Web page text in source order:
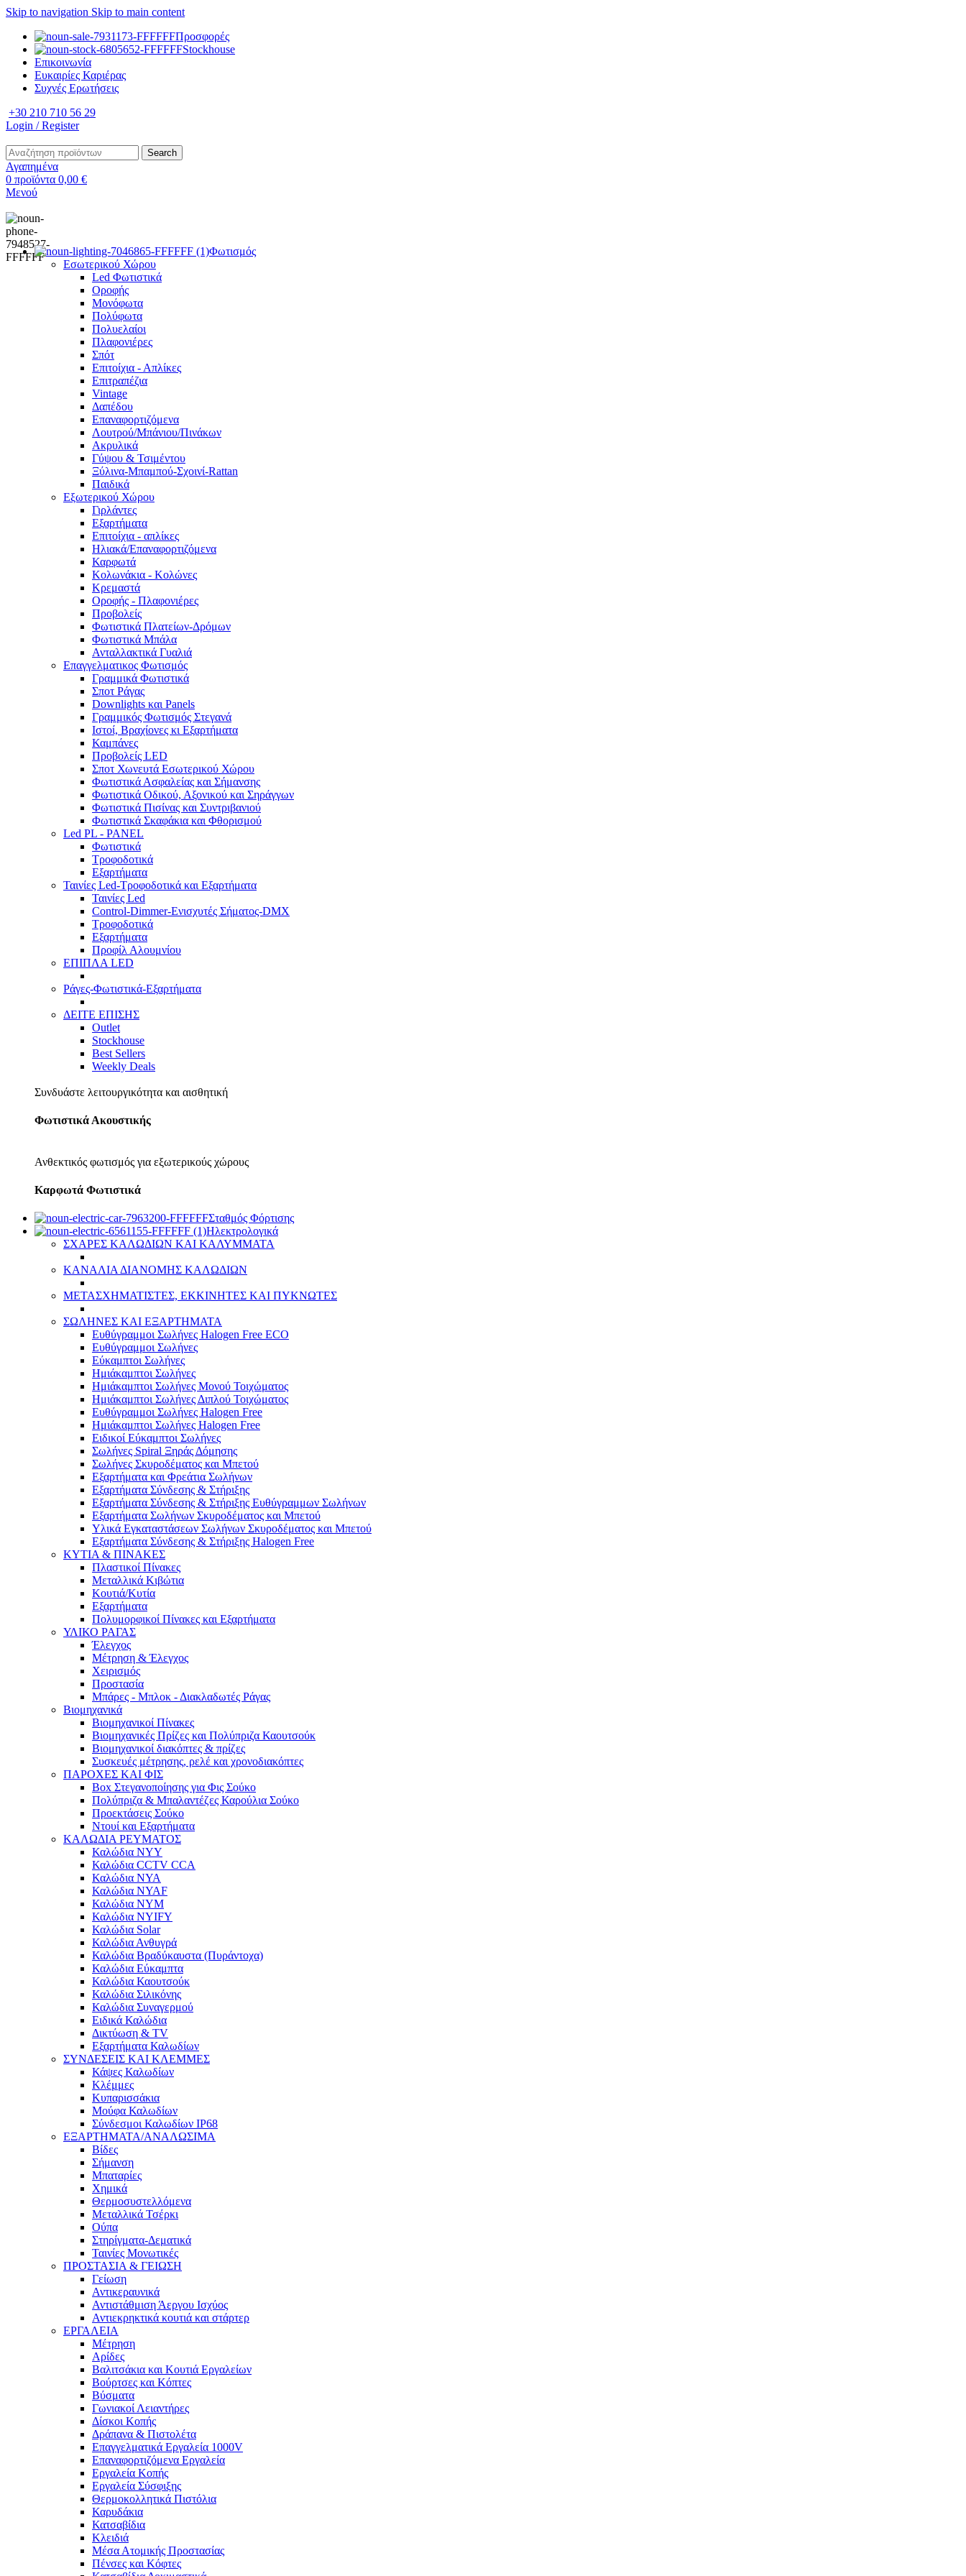
Skip to navigation Skip to main content
Προσφορές
Stockhouse
Επικοινωνία
Ευκαιρίες Καριέρας
Συχνές Ερωτήσεις
+30 210 710 56 29
Login / Register
Search
Αγαπημένα
0 προϊόντα 0,00 €
Μενού
Φωτισμός
Εσωτερικού Χώρου
Led Φωτιστικά
Οροφής
Μονόφωτα
Πολύφωτα
Πολυελαίοι
Πλαφονιέρες
Σπότ
Επιτοίχια - Απλίκες
Επιτραπέζια
Vintage
Δαπέδου
Επαναφορτιζόμενα
Λουτρού/Μπάνιου/Πινάκων
Ακρυλικά
Γύψου & Τσιμέντου
Ξύλινα-Μπαμπού-Σχοινί-Rattan
Παιδικά
Εξωτερικού Χώρου
Γιρλάντες
Εξαρτήματα
Επιτοίχια - απλίκες
Ηλιακά/Επαναφορτιζόμενα
Καρφωτά
Κολωνάκια - Κολώνες
Κρεμαστά
Οροφής - Πλαφονιέρες
Προβολείς
Φωτιστικά Πλατείων-Δρόμων
Φωτιστικά Μπάλα
Ανταλλακτικά Γυαλιά
Επαγγελματικος Φωτισμός
Γραμμικά Φωτιστικά
Σποτ Ράγας
Downlights και Panels
Γραμμικός Φωτισμός Στεγανά
Ιστοί, Βραχίονες κι Εξαρτήματα
Καμπάνες
Προβολείς LED
Σποτ Χωνευτά Εσωτερικού Χώρου
Φωτιστικά Ασφαλείας και Σήμανσης
Φωτιστικά Οδικού, Αξονικού και Σηράγγων
Φωτιστικά Πισίνας και Συντριβανιού
Φωτιστικά Σκαφάκια και Φθορισμού
Led PL - PANEL
Φωτιστικά
Τροφοδοτικά
Εξαρτήματα
Ταινίες Led-Τροφοδοτικά και Εξαρτήματα
Ταινίες Led
Control-Dimmer-Ενισχυτές Σήματος-DMX
Τροφοδοτικά
Εξαρτήματα
Προφίλ Αλουμνίου
ΕΠΙΠΛΑ LED
Ράγες-Φωτιστικά-Εξαρτήματα
ΔΕΙΤΕ ΕΠΙΣΗΣ
Outlet
Stockhouse
Best Sellers
Weekly Deals
Συνδυάστε λειτουργικότητα και αισθητική
Φωτιστικά Ακουστικής
Ανθεκτικός φωτισμός για εξωτερικούς χώρους
Καρφωτά Φωτιστικά
Σταθμός Φόρτισης
Ηλεκτρολογικά
ΣΧΑΡΕΣ ΚΑΛΩΔΙΩΝ ΚΑΙ ΚΑΛΥΜΜΑΤΑ
ΚΑΝΑΛΙΑ ΔΙΑΝΟΜΗΣ ΚΑΛΩΔΙΩΝ
ΜΕΤΑΣΧΗΜΑΤΙΣΤΕΣ, ΕΚΚΙΝΗΤΕΣ ΚΑΙ ΠΥΚΝΩΤΕΣ
ΣΩΛΗΝΕΣ ΚΑΙ ΕΞΑΡΤΗΜΑΤΑ
Ευθύγραμμοι Σωλήνες Halogen Free ECO
Ευθύγραμμοι Σωλήνες
Εύκαμπτοι Σωλήνες
Ημιάκαμπτοι Σωλήνες
Ημιάκαμπτοι Σωλήνες Μονού Τοιχώματος
Ημιάκαμπτοι Σωλήνες Διπλού Τοιχώματος
Ευθύγραμμοι Σωλήνες Halogen Free
Ημιάκαμπτοι Σωλήνες Halogen Free
Ειδικοί Εύκαμπτοι Σωλήνες
Σωλήνες Spiral Ξηράς Δόμησης
Σωλήνες Σκυροδέματος και Μπετού
Εξαρτήματα και Φρεάτια Σωλήνων
Εξαρτήματα Σύνδεσης & Στήριξης
Εξαρτήματα Σύνδεσης & Στήριξης Ευθύγραμμων Σωλήνων
Εξαρτήματα Σωλήνων Σκυροδέματος και Μπετού
Υλικά Εγκαταστάσεων Σωλήνων Σκυροδέματος και Μπετού
Εξαρτήματα Σύνδεσης & Στήριξης Halogen Free
ΚΥΤΙΑ & ΠΙΝΑΚΕΣ
Πλαστικοί Πίνακες
Μεταλλικά Κιβώτια
Κουτιά/Κυτία
Εξαρτήματα
Πολυμορφικοί Πίνακες και Εξαρτήματα
ΥΛΙΚΟ ΡΑΓΑΣ
Έλεγχος
Μέτρηση & Έλεγχος
Χειρισμός
Προστασία
Μπάρες - Μπλοκ - Διακλαδωτές Ράγας
Βιομηχανικά
Βιομηχανικοί Πίνακες
Βιομηχανικές Πρίζες και Πολύπριζα Καουτσούκ
Βιομηχανικοί διακόπτες & πρίζες
Συσκευές μέτρησης, ρελέ και χρονοδιακόπτες
ΠΑΡΟΧΕΣ ΚΑΙ ΦΙΣ
Box Στεγανοποίησης για Φις Σούκο
Πολύπριζα & Μπαλαντέζες Καρούλια Σούκο
Προεκτάσεις Σούκο
Ντουί και Εξαρτήματα
ΚΑΛΩΔΙΑ ΡΕΥΜΑΤΟΣ
Καλώδια NYY
Καλώδια CCTV CCA
Καλώδια NYA
Καλώδια NYAF
Καλώδια NYM
Καλώδια NYIFY
Καλώδια Solar
Καλώδια Ανθυγρά
Καλώδια Βραδύκαυστα (Πυράντοχα)
Καλώδια Εύκαμπτα
Καλώδια Καουτσούκ
Καλώδια Σιλικόνης
Καλώδια Συναγερμού
Ειδικά Καλώδια
Δικτύωση & TV
Εξαρτήματα Καλωδίων
ΣΥΝΔΕΣΕΙΣ ΚΑΙ ΚΛΕΜΜΕΣ
Κάψες Καλωδίων
Κλέμμες
Κυπαρισσάκια
Μούφα Καλωδίων
Σύνδεσμοι Καλωδίων IP68
ΕΞΑΡΤΗΜΑΤΑ/ΑΝΑΛΩΣΙΜΑ
Βίδες
Σήμανση
Μπαταρίες
Χημικά
Θερμοσυστελλόμενα
Μεταλλικά Τσέρκι
Ούπα
Στηρίγματα-Δεματικά
Ταινίες Μονωτικές
ΠΡΟΣΤΑΣΙΑ & ΓΕΙΩΣΗ
Γείωση
Αντικεραυνικά
Αντιστάθμιση Άεργου Ισχύος
Αντιεκρηκτικά κουτιά και στάρτερ
ΕΡΓΑΛΕΙΑ
Μέτρηση
Αρίδες
Βαλιτσάκια και Κουτιά Εργαλείων
Βούρτσες και Κόπτες
Βύσματα
Γωνιακοί Λειαντήρες
Δίσκοι Κοπής
Δράπανα & Πιστολέτα
Επαγγελματικά Εργαλεία 1000V
Επαναφορτιζόμενα Εργαλεία
Εργαλεία Κοπής
Εργαλεία Σύσφιξης
Θερμοκολλητικά Πιστόλια
Καρυδάκια
Κατσαβίδια
Κλειδιά
Μέσα Ατομικής Προστασίας
Πένσες και Κόφτες